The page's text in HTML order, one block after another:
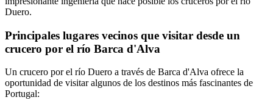
Duero.
Principales lugares vecinos que visitar desde un
crucero por el río Barca d'Alva
Un crucero por el río Duero a través de Barca d'Alva ofrece la
oportunidad de visitar algunos de los destinos más fascinantes de
Portugal: